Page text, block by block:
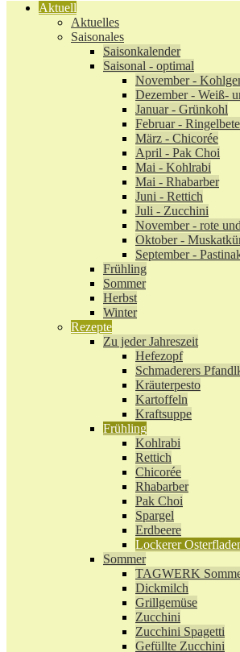
Aktuell
Aktuelles
Saisonales
Saisonkalender
Saisonal - optimal
November -
Dezember - Weiß-
Januar - Grünkohl
Februar -
März - Chicorée
April - Pak Choi
Mai - Kohlrabi
Mai - Rhabarber
Juni - Rettich
Juli - Zucchini
November - rote
Oktober -
September -
Frühling
Sommer
Herbst
Winter
Rezepte
Zu jeder Jahreszeit
Hefezopf
Schmaderers
Kräuterpesto
Kartoffeln
Kraftsuppe
Frühling
Kohlrabi
Rettich
Chicorée
Rhabarber
Pak Choi
Spargel
Erdbeere
Lockerer
Sommer
TAGWERK
Dickmilch
Grillgemüse
Zucchini
Zucchini Spagetti
Gefüllte Zucchini